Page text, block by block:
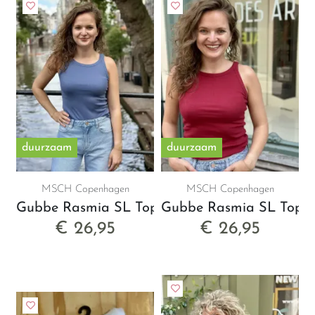
duurzaam
MSCH Copenhagen
Gubbe Rasmia SL Top
€ 26,95
duurzaam
MSCH Copenhagen
Gubbe Rasmia SL Top
€ 26,95